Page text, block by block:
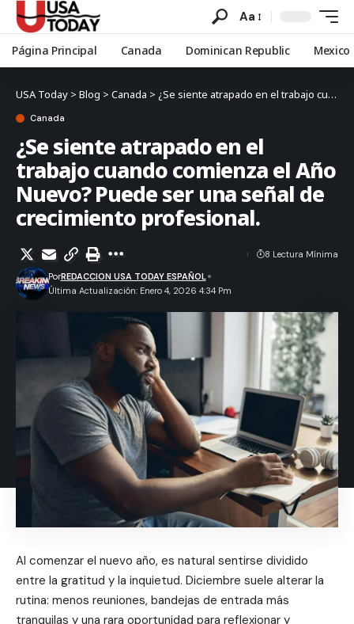
Aa
Página Principal Canada Dominican Republic Mexico
USA Today > Blog > Canada > ¿Se siente atrapado en el trabajo cuando comienza el Año Nuevo? Puede ser una señal de crecimiento profesional.
Canada
¿Se siente atrapado en el
trabajo cuando comienza el Año
Nuevo? Puede ser una señal de
crecimiento profesional.
Última Actualización: Enero 4, 2026 4:34 Pm
PorREDACCION USA TODAY ESPAÑOL
8 Lectura Mínima
Al comenzar el nuevo año, es natural sentirse dividido
entre la gratitud y la inquietud. Diciembre suele alterar la
rutina: menos reuniones, bandejas de entrada más
tranquilas y una rara oportunidad para reflexionar y